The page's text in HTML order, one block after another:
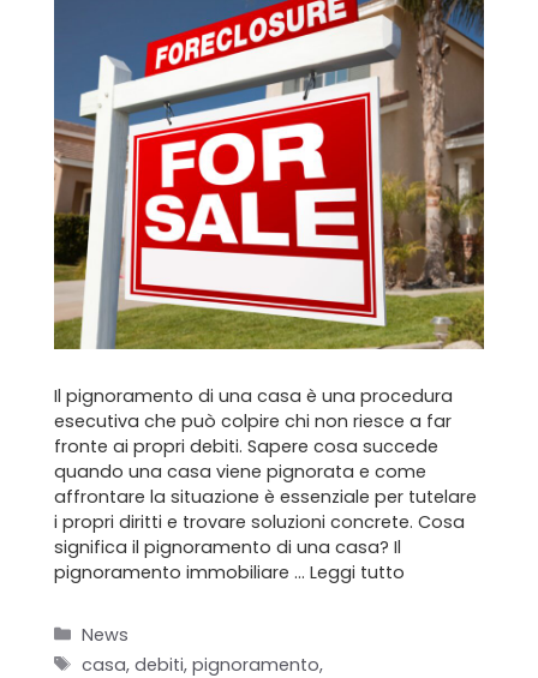
Il pignoramento di una casa è una procedura
esecutiva che può colpire chi non riesce a far
fronte ai propri debiti. Sapere cosa succede
quando una casa viene pignorata e come
affrontare la situazione è essenziale per tutelare
i propri diritti e trovare soluzioni concrete. Cosa
significa il pignoramento di una casa? Il
pignoramento immobiliare … Leggi tutto
Categorie
News
Tag
casa,debiti,pignoramento,